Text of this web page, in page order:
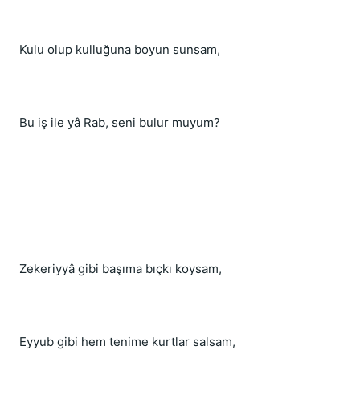
Kulu olup kulluğuna boyun sunsam,
Bu iş ile yâ Rab, seni bulur muyum?
Zekeriyyâ gibi başıma bıçkı koysam,
Eyyub gibi hem tenime kurtlar salsam,